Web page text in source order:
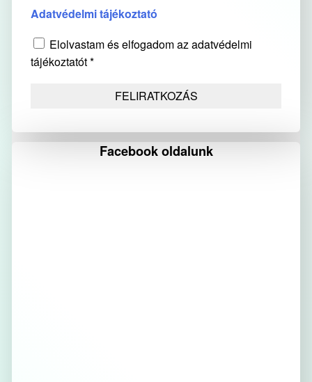
Adatvédelmi tájékoztató
Elolvastam és elfogadom az adatvédelmi
tájékoztatót *
Facebook oldalunk